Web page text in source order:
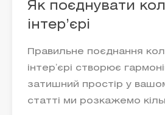
Як поєднувати
інтер’єрі
Правильне поєднання
інтерʼєрі створює
затишний простір у
статті ми розкажемо